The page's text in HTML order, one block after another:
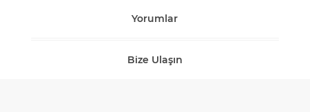
Yorumlar
Bize Ulaşın